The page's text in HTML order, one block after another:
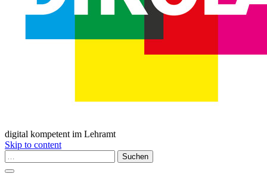
digital kompetent im Lehramt
Skip to content
Suchen